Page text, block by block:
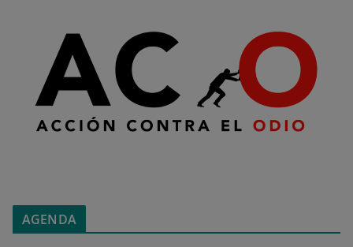
AGENDA